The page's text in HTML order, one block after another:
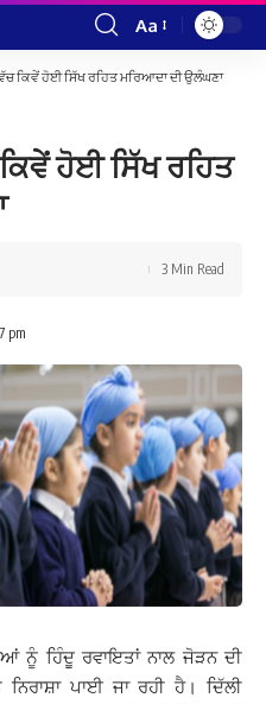
Font
Resizer
Aa
ਕਿਵੇਂ ਹੋਈ ਸਿੱਖ ਰਹਿਤ ਮਰਿਆਦਾ ਦੀ ਉਲੰਘਣਾ
ਹੋਈ ਸਿੱਖ ਰਹਿਤ
pm
3 Min Read
ਨੂੰ ਹਿੰਦੂ ਰਵਾਇਤਾਂ ਨਾਲ ਜੋੜਨ ਦੀ
ਪਾਈ ਜਾ ਰਹੀ ਹੈ। ਦਿੱਲੀ